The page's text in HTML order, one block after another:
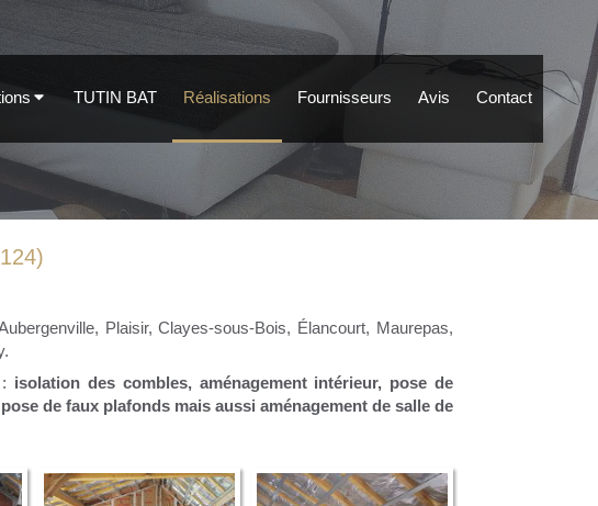
TUTIN BAT Réalisations Fournisseurs Avis Contact
Plaisir, Clayes-sous-Bois, Élancourt, Maurepas,
isolation des combles, aménagement intérieur, pose de
de faux plafonds mais aussi aménagement de salle de